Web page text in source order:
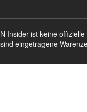
N Insider ist keine
sind eingetragene